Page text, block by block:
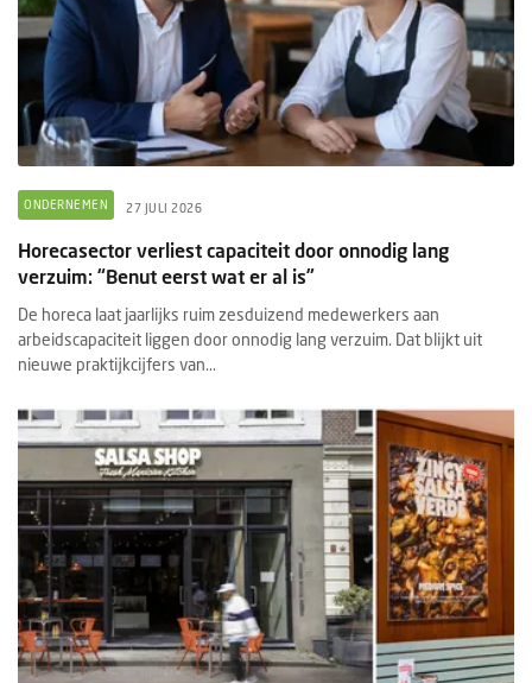
ONDERNEMEN 27 JULI 2026
Horecasector verliest capaciteit door onnodig lang
verzuim: “Benut eerst wat er al is”
De horeca laat jaarlijks ruim zesduizend medewerkers aan
arbeidscapaciteit liggen door onnodig lang verzuim. Dat blijkt uit
nieuwe praktijkcijfers van...